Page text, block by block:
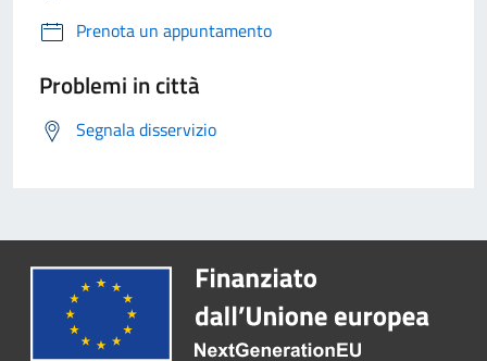
Prenota un appuntamento
Problemi in città
Segnala disservizio